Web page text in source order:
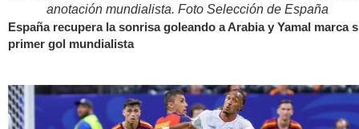
anotación mundialista. Foto Selección de España
España recupera la sonrisa goleando a Arabia y Yamal marca
primer gol mundialista